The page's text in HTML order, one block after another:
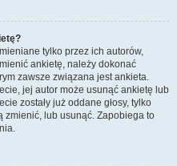
tylko przez ich autorów,
ankietę, należy dokonać
zawsze związana jest ankieta.
jej autor może usunąć ankietę lub
zostały już oddane głosy, tylko
zmienić, lub usunąć. Zapobiega to